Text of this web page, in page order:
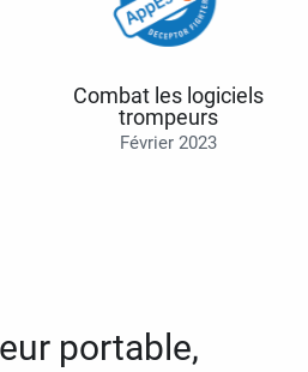
Combat les logiciels
trompeurs
Février 2023
portable,